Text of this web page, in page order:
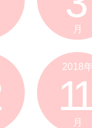
月
2018
11
月